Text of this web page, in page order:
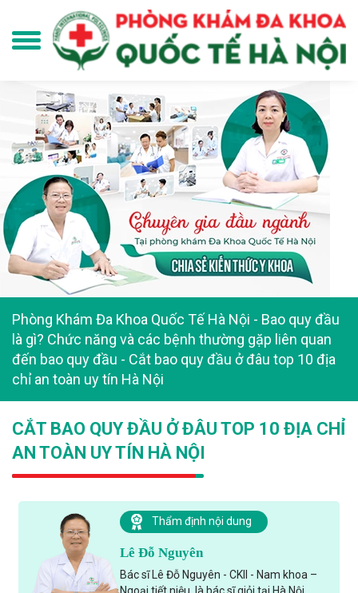
Phòng Khám Đa Khoa Quốc Tế Hà Nội - Bao quy đầu
là gì? Chức năng và các bệnh thường gặp liên quan
đến bao quy đầu - Cắt bao quy đầu ở đâu top 10 địa
chỉ an toàn uy tín Hà Nội
CẮT BAO QUY ĐẦU Ở ĐÂU TOP 10 ĐỊA CHỈ
AN TOÀN UY TÍN HÀ NỘI
Thẩm định nội dung
Lê Đỗ Nguyên
Bác sĩ Lê Đỗ Nguyên - CKII - Nam khoa –
Ngoại tiết niệu, là bác sĩ giỏi tại Hà Nội